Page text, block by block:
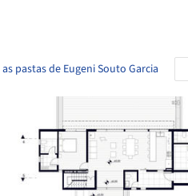
pastas de Eugeni Souto Garcia